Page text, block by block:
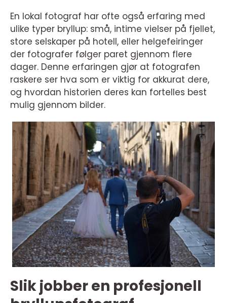
En lokal fotograf har ofte også erfaring med
ulike typer bryllup: små, intime vielser på fjellet,
store selskaper på hotell, eller helgefeiringer
der fotografer følger paret gjennom flere
dager. Denne erfaringen gjør at fotografen
raskere ser hva som er viktig for akkurat dere,
og hvordan historien deres kan fortelles best
mulig gjennom bilder.
Slik jobber en profesjonell